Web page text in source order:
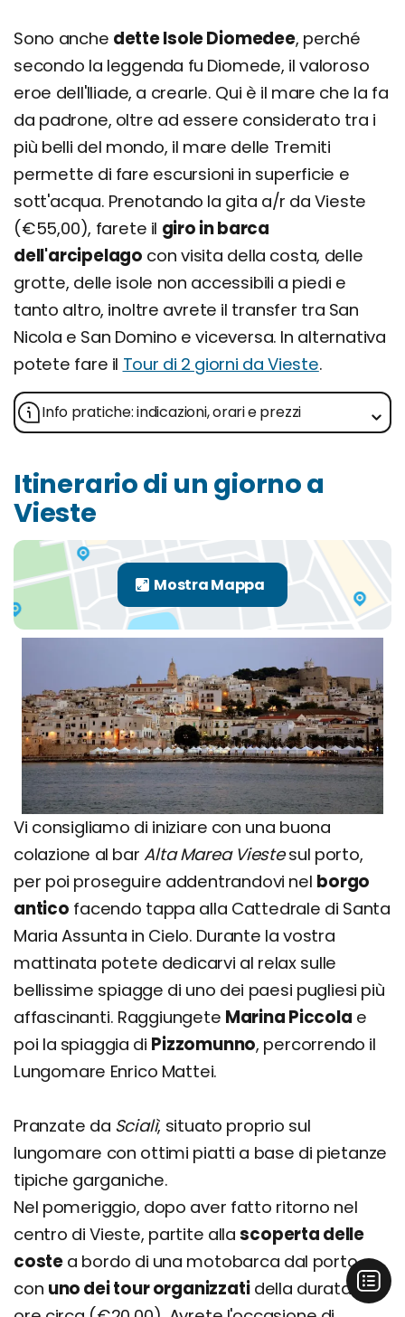
Sono anche dette Isole Diomedee, perché
secondo la leggenda fu Diomede, il valoroso
eroe dell'Iliade, a crearle. Qui è il mare che la fa
da padrone, oltre ad essere considerato tra i
più belli del mondo, il mare delle Tremiti
permette di fare escursioni in superficie e
sott'acqua. Prenotando la gita a/r da Vieste
(€55,00), farete il giro in barca
dell'arcipelago con visita della costa, delle
grotte, delle isole non accessibili a piedi e
tanto altro, inoltre avrete il transfer tra San
Nicola e San Domino e viceversa. In alternativa
potete fare il Tour di 2 giorni da Vieste.
Info pratiche: indicazioni, orari e prezzi
Itinerario di un giorno a
Vieste
Vi consigliamo di iniziare con una buona
colazione al barAlta Marea Viestesul porto,
per poi proseguire addentrandovi nel borgo
antico facendo tappa alla Cattedrale di Santa
Maria Assunta in Cielo. Durante la vostra
mattinata potete dedicarvi al relax sulle
bellissime spiagge di uno dei paesi pugliesi più
affascinanti. Raggiungete Marina Piccola e
poi la spiaggia di Pizzomunno, percorrendo il
Lungomare Enrico Mattei.
Pranzate da Scialì, situato proprio sul
lungomare con ottimi piatti a base di pietanze
tipiche garganiche.
Nel pomeriggio, dopo aver fatto ritorno nel
centro di Vieste, partite allascoperta delle
coste a bordo di una motobarca dal porto
con uno dei tour organizzatidella durata di 3